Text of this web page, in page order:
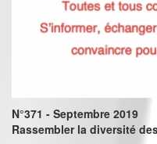
N°371 - Septembre 2019
Rassembler la diversité